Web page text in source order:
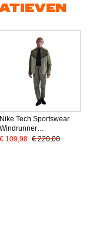
Nike Tech Sportswear
Windrunner
Trainingspak Woven
€ 109,98 € 220,00